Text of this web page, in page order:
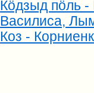
Кӧдзыд пӧль
Василиса,
Коз -